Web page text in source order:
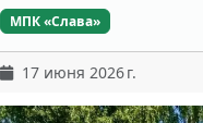
МПК «Слава»
17 июня 2026 г.